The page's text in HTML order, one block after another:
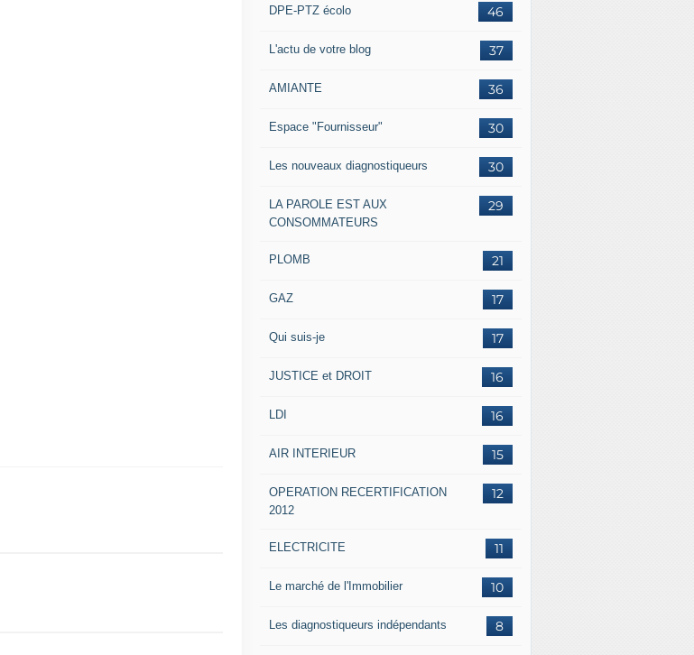
46
DPE-PTZ écolo
37
L'actu de votre blog
36
AMIANTE
30
Espace "Fournisseur"
30
Les nouveaux diagnostiqueurs
29
LA PAROLE EST AUX
CONSOMMATEURS
21
PLOMB
17
GAZ
17
Qui suis-je
16
JUSTICE et DROIT
16
LDI
15
AIR INTERIEUR
12
OPERATION RECERTIFICATION
2012
11
ELECTRICITE
10
Le marché de l'Immobilier
8
Les diagnostiqueurs indépendants